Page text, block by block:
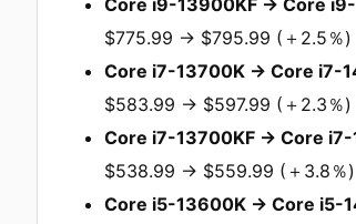
$775.99 → $795.99 (＋2.5％)
Core i7-13700K → Core i7-
$583.99 → $597.99 (＋2.3％)
Core i7-13700KF → Core i7-
$538.99 → $559.99 (＋3.8％)
Core i5-13600K → Core i5-